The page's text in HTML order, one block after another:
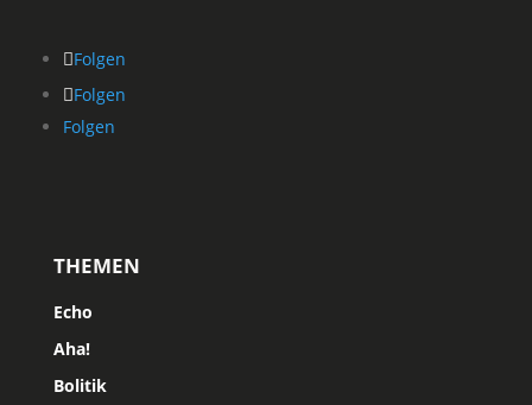
Folgen
Folgen
Folgen
THEMEN
Echo
Aha!
Bolitik